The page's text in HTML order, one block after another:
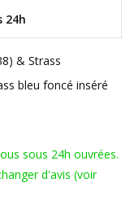
24h
& Strass
bleu foncé inséré
sous 24h ouvrées.
d'avis (voir